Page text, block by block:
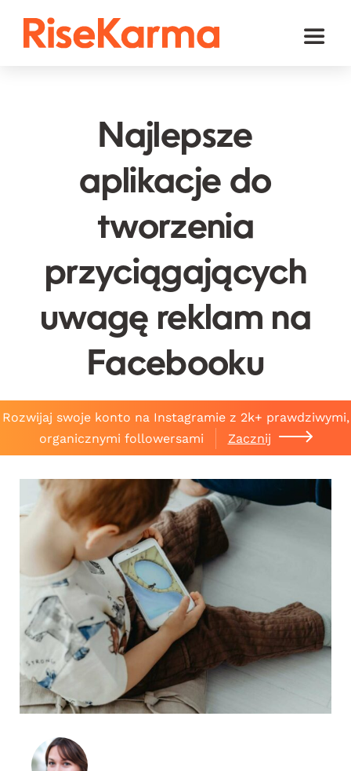
Toggle
YouTube
Twitter (𝕏)
Inne
Najlepsze
aplikacje do
tworzenia
przyciągających
uwagę reklam na
Facebooku
Rozwijaj swoje konto na Instagramie z 2k+ prawdziwymi,
organicznymi followersami
Zacznij